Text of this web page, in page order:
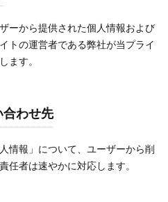
ーから提供された個人情報および
トの運営者である弊社が当プライ
ます。
合わせ先
情報」について、ユーザーから削
任者は速やかに対応します。